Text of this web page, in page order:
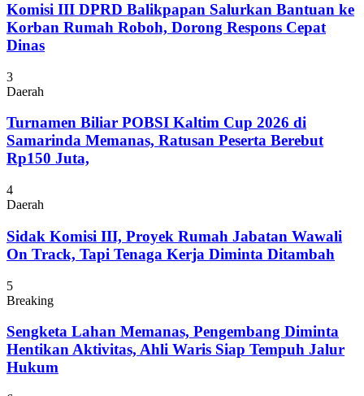
Komisi III DPRD Balikpapan Salurkan Bantuan ke
Korban Rumah Roboh, Dorong Respons Cepat
Dinas
3
Daerah
Turnamen Biliar POBSI Kaltim Cup 2026 di
Samarinda Memanas, Ratusan Peserta Berebut
Rp150 Juta,
4
Daerah
Sidak Komisi III, Proyek Rumah Jabatan Wawali
On Track, Tapi Tenaga Kerja Diminta Ditambah
5
Breaking
Sengketa Lahan Memanas, Pengembang Diminta
Hentikan Aktivitas, Ahli Waris Siap Tempuh Jalur
Hukum